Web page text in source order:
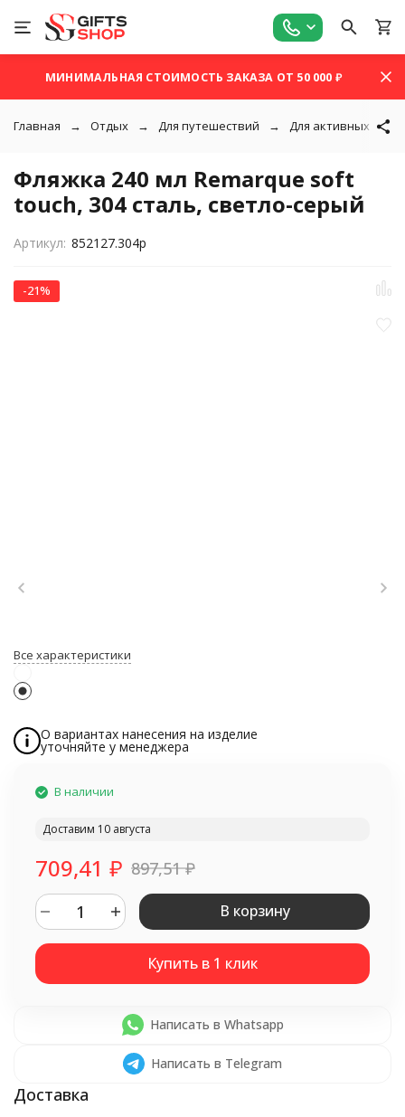
МИНИМАЛЬНАЯ СТОИМОСТЬ ЗАКАЗА ОТ 50 000 ₽
Главная Отдых Для путешествий Для активных
Фляжка 240 мл Remarque soft
touch, 304 сталь, светло-серый
Артикул: 852127.304p
-21%
Все характеристики
О вариантах нанесения на изделие
уточняйте у менеджера
В наличии
Доставим 10 августа
709,41 ₽ 897,51₽
В корзину
Написать в Whatsapp
Написать в Telegram